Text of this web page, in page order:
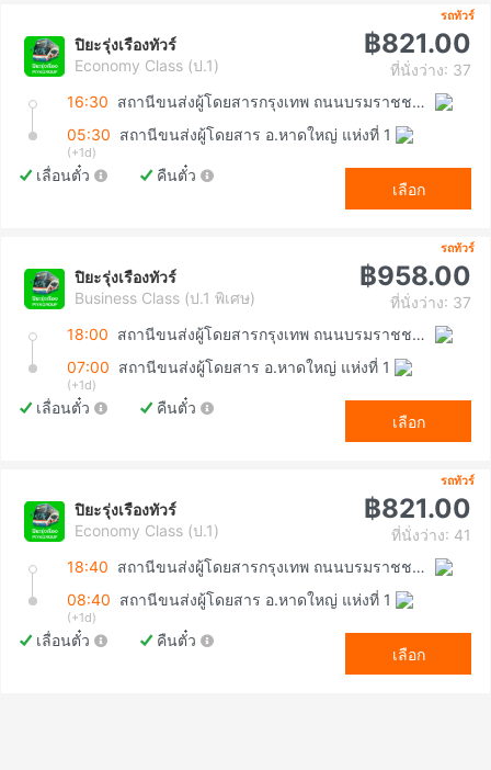
รถทัวร์
ปิยะรุ่งเรืองทัวร์
Economy Class (ป.1)
฿821.00
ที่นั่งว่าง: 37
16:30
สถานีขนส่งผู้โดยสารกรุงเทพ ถนนบรมราชชนนี (สายใต้ใหม่)
05:30 สถานีขนส่งผู้โดยสาร อ.หาดใหญ่ แห่งที่ 1
(+1d)
เลื่อนตั๋ว คืนตั๋ว
เลือก
รถทัวร์
ปิยะรุ่งเรืองทัวร์
Business Class (ป.1 พิเศษ)
฿958.00
ที่นั่งว่าง: 37
18:00
สถานีขนส่งผู้โดยสารกรุงเทพ ถนนบรมราชชนนี (สายใต้ใหม่)
07:00 สถานีขนส่งผู้โดยสาร อ.หาดใหญ่ แห่งที่ 1
(+1d)
เลื่อนตั๋ว คืนตั๋ว
เลือก
รถทัวร์
ปิยะรุ่งเรืองทัวร์
Economy Class (ป.1)
฿821.00
ที่นั่งว่าง: 41
18:40
สถานีขนส่งผู้โดยสารกรุงเทพ ถนนบรมราชชนนี (สายใต้ใหม่)
08:40 สถานีขนส่งผู้โดยสาร อ.หาดใหญ่ แห่งที่ 1
(+1d)
เลื่อนตั๋ว คืนตั๋ว
เลือก